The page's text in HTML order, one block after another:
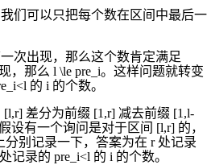
们可以只把每个数在区间中最后一
次出现，那么这个数肯定满足
，那么 l \le pre_i。这样问题就转变
的 i 的个数。
[l,r] 差分为前缀 [1,r] 减去前缀 [1,l-
设有一个询问是对于区间 [l,r] 的，
分别记录一下，答案为在 r处记录
处记录的 pre_i<l 的 i 的个数。